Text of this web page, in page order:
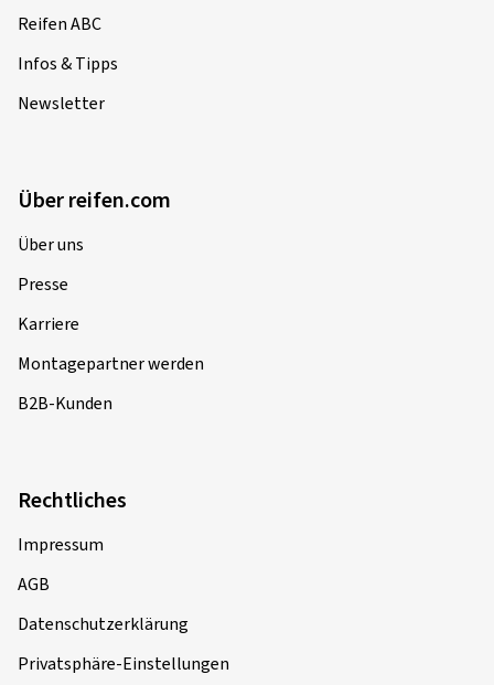
Reifen ABC
Infos & Tipps
Newsletter
Über reifen.com
Über uns
Presse
Karriere
Montagepartner werden
B2B-Kunden
Rechtliches
Impressum
AGB
Datenschutzerklärung
Privatsphäre-Einstellungen